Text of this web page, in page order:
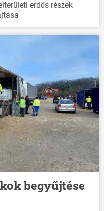
erdős részek
begyűjtése